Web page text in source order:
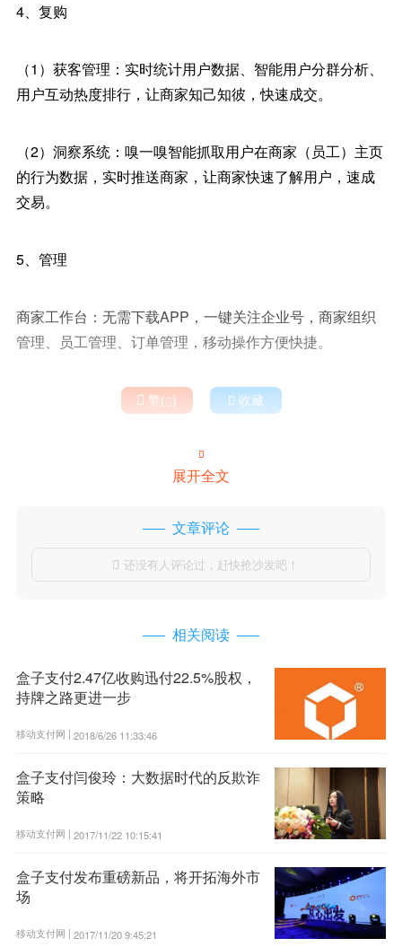
4、复购
（1）获客管理：实时统计用户数据、智能用户分群分析、
用户互动热度排行，让商家知己知彼，快速成交。
（2）洞察系统：嗅一嗅智能抓取用户在商家（员工）主页
的行为数据，实时推送商家，让商家快速了解用户，速成
交易。
5、管理
商家工作台：无需下载APP，一键关注企业号，商家组织
管理、员工管理、订单管理，移动操作方便快捷。
 赞()  收藏

展开全文
文章评论
 还没有人评论过，赶快抢沙发吧！
相关阅读
盒子支付2.47亿收购迅付22.5%股权，
持牌之路更进一步
移动支付网 | 2018/6/26 11:33:46
盒子支付闫俊玲：大数据时代的反欺诈
策略
移动支付网 | 2017/11/22 10:15:41
盒子支付发布重磅新品，将开拓海外市
场
移动支付网 | 2017/11/20 9:45:21